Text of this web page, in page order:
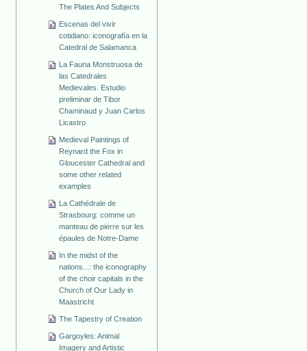
The Plates And Subjects
Escenas del vivir
cotidiano: iconografía en la
Catedral de Salamanca
La Fauna Monstruosa de
las Catedrales
Medievales. Estudio
preliminar de Tibor
Chaminaud y Juan Carlos
Licastro
Medieval Paintings of
Reynard the Fox in
Gloucester Cathedral and
some other related
examples
La Cathédrale de
Strasbourg: comme un
manteau de pierre sur les
épaules de Notre-Dame
In the midst of the
nations...: the iconography
of the choir capitals in the
Church of Our Lady in
Maastricht
The Tapestry of Creation
Gargoyles: Animal
Imagery and Artistic